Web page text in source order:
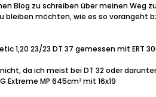
Blog zu schreiben über meinen Weg
bleiben möchten, wie es so vorangeht
1,20 23/23 DT 37 gemessen mit ERT
da ich meist bei DT 32 oder
Extreme MP 645cm² mit 16x19